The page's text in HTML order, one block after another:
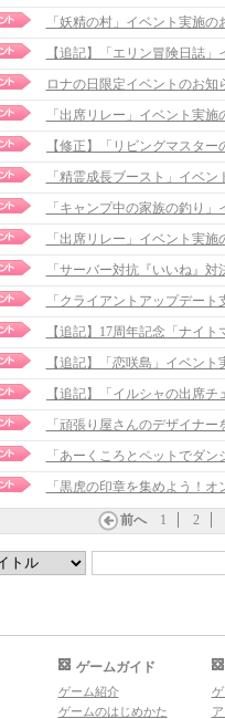
「妖精の村」イベント実施の
【追記】「エリン冒険日誌
ロナの日限定イベントのお知
「出席リレー」イベント実施
「精霊成長ブースト」イベ
「キャンプ中の家族の釣り
「出席リレー」イベント実施
「サーバー対抗『いいね』
「クライアントアップデー
【追記】17周年記念「ナイ
【追記】「恋咲島」イベン
「頑張り屋さんのデザイナ
「あーくころとペットでダ
「黒虎の印章を集めよう！
前へ 1 2
ゲームガイド
ゲーム紹介
ゲームのはじめかた